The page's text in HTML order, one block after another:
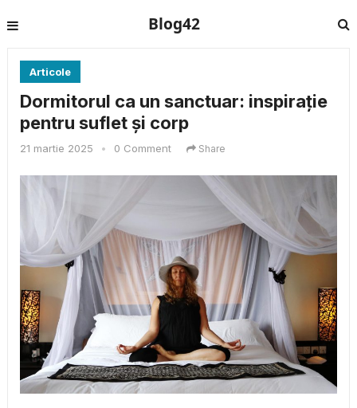
Blog42
Articole
Dormitorul ca un sanctuar: inspirație
pentru suflet și corp
21 martie 2025 • 0 Comment Share